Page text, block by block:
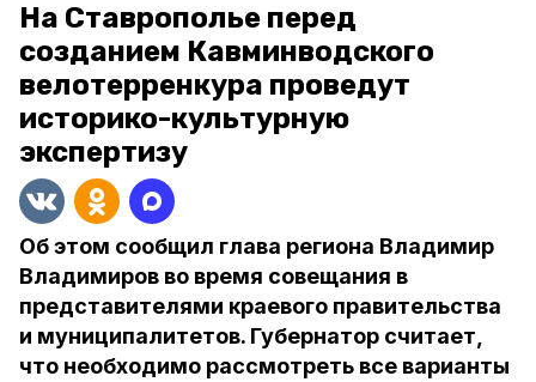
На Ставрополье перед
созданием Кавминводского
велотерренкура проведут
историко-культурную
экспертизу
Об этом сообщил глава региона Владимир
Владимиров во время совещания в
представителями краевого правительства
и муниципалитетов. Губернатор считает,
что необходимо рассмотреть все варианты